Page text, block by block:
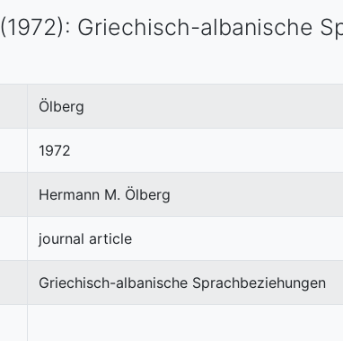
(1972): Griechisch-albanische
Ölberg
1972
Hermann M. Ölberg
journal article
Griechisch-albanische Sprachbeziehungen